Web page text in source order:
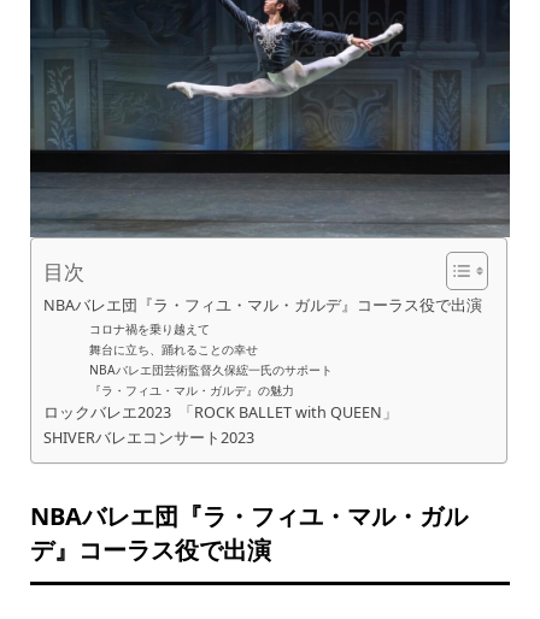
目次
NBAバレエ団『ラ・フィユ・マル・ガルデ』コーラス役で出演
コロナ禍を乗り越えて
舞台に立ち、踊れることの幸せ
NBAバレエ団芸術監督久保綋一氏のサポート
『ラ・フィユ・マル・ガルデ』の魅力
ロックバレエ2023 「ROCK BALLET with QUEEN」
SHIVERバレエコンサート2023
NBAバレエ団『ラ・フィユ・マル・ガル
デ』コーラス役で出演